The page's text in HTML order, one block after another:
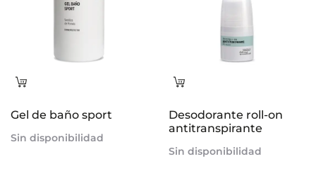
Leer
Gel de baño sport
Sin disponibilidad
Leer
Desodorante roll-on
antitranspirante
Sin disponibilidad